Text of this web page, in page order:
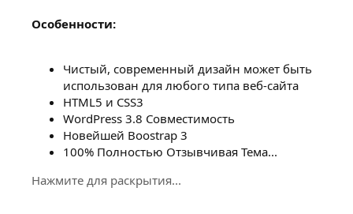
Особенности:
Чистый, современный дизайн может быть
использован для любого типа веб-сайта
HTML5 и CSS3
WordPress 3.8 Совместимость
Новейшей Boostrap 3
100% Полностью Отзывчивая Тема...
Нажмите для раскрытия...